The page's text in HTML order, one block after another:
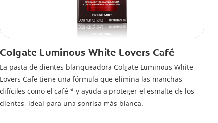
Colgate Luminous White Lovers Café
La pasta de dientes blanqueadora Colgate Luminous White
Lovers Café tiene una fórmula que elimina las manchas
difíciles como el café * y ayuda a proteger el esmalte de los
dientes, ideal para una sonrisa más blanca.